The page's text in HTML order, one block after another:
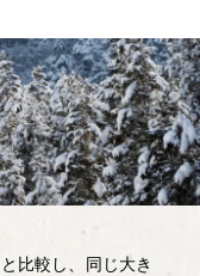
比較し、同じ大き